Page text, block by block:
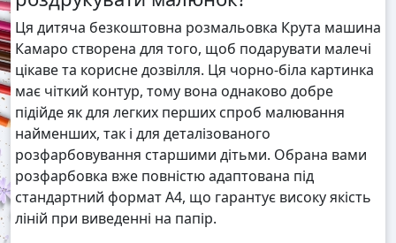
Ця дитяча безкоштовна розмальовка Крута машина
Камаро створена для того, щоб подарувати малечі
цікаве та корисне дозвілля. Ця чорно-біла картинка
має чіткий контур, тому вона однаково добре
підійде як для легких перших спроб малювання
найменших, так і для деталізованого
розфарбовування старшими дітьми. Обрана вами
розфарбовка вже повністю адаптована під
стандартний формат А4, що гарантує високу якість
ліній при виведенні на папір.